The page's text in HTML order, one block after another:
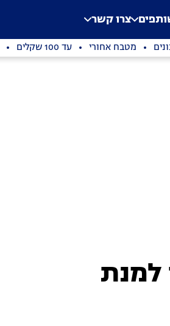
צרו קשר
מטבח אחורי עד 100 שקלים
למנת